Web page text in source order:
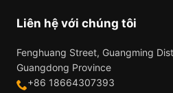
Liên hệ với chúng tôi
Fenghuang Street, Guangming
Guangdong Province
+86 18664307393